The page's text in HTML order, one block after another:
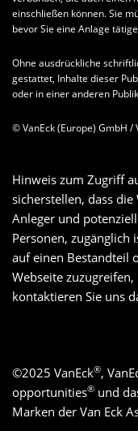
einschließen können. Sie
bevor Sie eine Anlage
Ohne ausdrückliche
gestattet, Inhalte dieser
oder in einer anderen
© VanEck (Europe) GmbH /
Hinweis zum Zugriff
sicherstellen, dass
Anleger und
Personen, zugänglich
auf einen Bestandteil
Webseite
kontaktieren Sie uns
©2025 VanEck®,
opportunities® und
Marken der Van Eck